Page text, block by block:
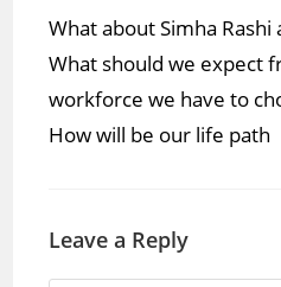
What about Simha Rashi
What should we expect
workforce we have to
How will be our life path
Leave a Reply